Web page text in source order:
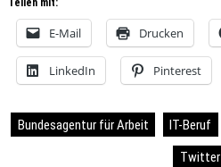
Teilen mit:
E-Mail Drucken
LinkedIn Pinterest
Bundesagentur für Arbeit IT-Beruf
Twitter